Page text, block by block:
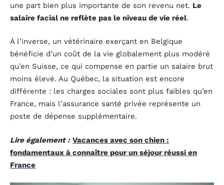
une part bien plus importante de son revenu net. Le
salaire facial ne reflète pas le niveau de vie réel.
À l’inverse, un vétérinaire exerçant en Belgique
bénéficie d’un coût de la vie globalement plus modéré
qu’en Suisse, ce qui compense en partie un salaire brut
moins élevé. Au Québec, la situation est encore
différente : les charges sociales sont plus faibles qu’en
France, mais l’assurance santé privée représente un
poste de dépense supplémentaire.
Lire également : Vacances avec son chien :
fondamentaux à connaître pour un séjour réussi en
France